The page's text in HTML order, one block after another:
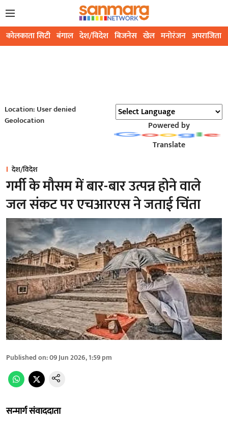
कोलकाता सिटी बंगाल देश/विदेश बिजनेस खेल मनोरंजन अपराजिता
Location: User denied
Geolocation
Powered by
Translate
देश/विदेश
गर्मी के मौसम में बार-बार उत्पन्न होने वाले
जल संकट पर एचआरएस ने जताई चिंता
Published on:09 Jun 2026, 1:59 pm
सन्मार्ग संवाददाता